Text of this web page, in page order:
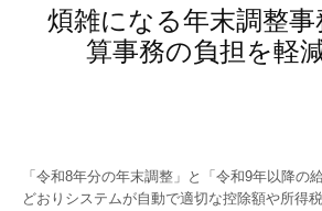
煩雑になる年末調整
算事務の負担を軽
「令和8年分の年末調整」と「令和9年以降の
どおりシステムが自動で適切な控除額や所得